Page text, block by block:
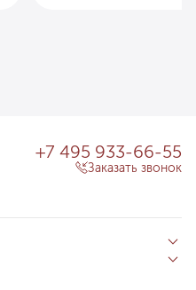
+7 495 933-66-55
Заказать звонок